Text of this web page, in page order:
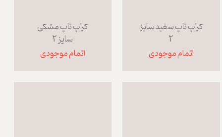
کراپ تاپ سفید سایز
2
اتمام موجودی
کراپ تاپ مشکی
سایز 2
اتمام موجودی